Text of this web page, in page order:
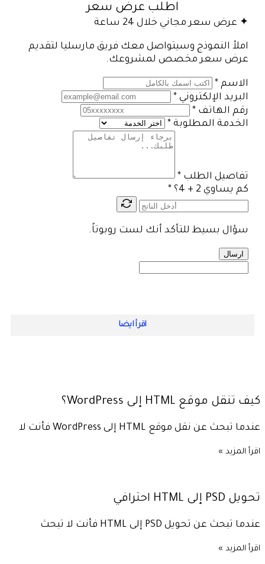
اطلب عرض سعر
✦ عرض سعر مجاني خلال 24 ساعة
املأ النموذج وسيتواصل معك فريق مارسليا لتقديم
عرض سعر مخصص لمشروعك.
الاسم *
البريد الإلكتروني *
رقم الهاتف *
الخدمة المطلوبة *
تفاصيل الطلب *
كم يساوي 2 + 4؟
*
سؤال بسيط للتأكد أنك لست روبوتاً.
ارسال
اقرأ ايضا
كيف تنقل موقع HTML إلى WordPress؟
عندما تبحث عن نقل موقع HTML إلى WordPress فأنت لا
اقرأ المزيد »
تحويل PSD إلى HTML احترافي
عندما تبحث عن تحويل PSD إلى HTML فأنت لا تبحث
اقرأ المزيد »